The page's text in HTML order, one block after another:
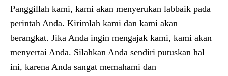
Panggillah kami, kami akan menyerukan labbaik pada
perintah Anda. Kirimlah kami dan kami akan
berangkat. Jika Anda ingin mengajak kami, kami akan
menyertai Anda. Silahkan Anda sendiri putuskan hal
ini, karena Anda sangat memahami dan